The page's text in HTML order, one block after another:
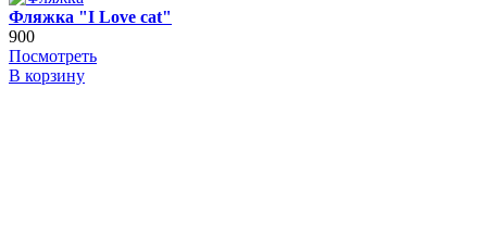
Фляжка "I Love cat"
900
Посмотреть
В корзину